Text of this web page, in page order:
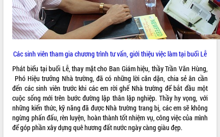
Đắk Lắk sơ kết 4 năm triển khai thực
hiện Đề án 06 của Chính phủ
Họp báo thông tin về Hội nghị Công bố
Quy hoạch và Xúc tiến đầu tư tỉnh Đắk
Khơi thông điểm nghẽn, đẩy nhanh
giải ngân vốn khắc phục thiên tai
HĐND tỉnh thông qua điều chỉnh Quy
hoạch tỉnh thời kỳ 2021-2030
Hội thảo góp ý hồ sơ điều chỉnh quy
hoạch tỉnh Đắk Lắk thời kỳ 2021-2030,
tầm nhìn đến năm 2050
Các sinh viên tham gia chương trình tư vấn, giới thiệu việc làm tại buổi Lễ
Phát biểu tại buổi Lễ, thay mặt cho Ban Giám hiệu, thầy Trần Văn Hùng,
Phó Hiệu trưởng Nhà trường, đã có những lời căn dặn, chia sẻ ân cần
đến các sinh viên trước khi các em rời ghế Nhà trường để bắt đầu một
cuộc sống mới trên bước đường lập thân lập nghiệp. Thầy hy vọng, với
những kiến thức, kỹ năng đã được Nhà trường trang bị, các em sẽ không
ngừng phấn đấu, rèn luyện, hoàn thành tốt nhiệm vụ, công việc của mình
để góp phần xây dựng quê hương đất nước ngày càng giàu đẹp.